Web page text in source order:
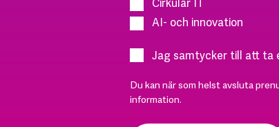
Cirkulär IT
AI- och innovation
Jag samtycker till att ta
Du kan när som helst avsluta
information.